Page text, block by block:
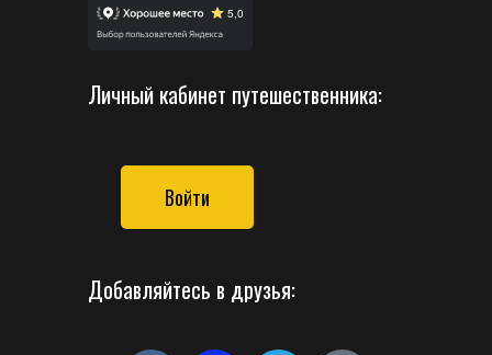
Личный кабинет путешественника:
Войти
Добавляйтесь в друзья: